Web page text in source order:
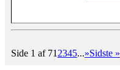
Side 1 af 71 2345...»Sidste »